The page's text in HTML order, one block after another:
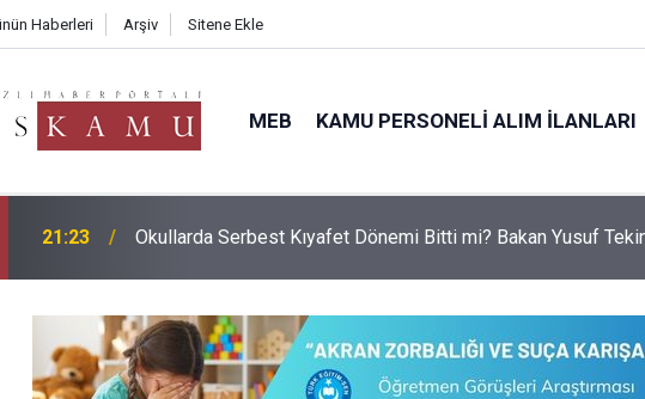
Haberleri Arşiv Sitene Ekle
MEB KAMU PERSONELI ALIM İLANLARI
21:23 Okullarda Serbest Kıyafet Dönemi Bitti mi? Bakan Yusuf